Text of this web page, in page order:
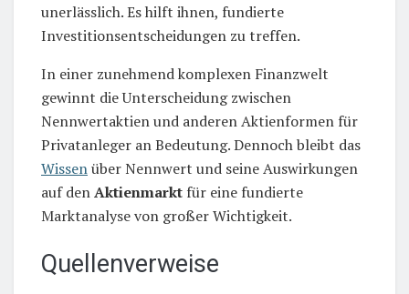
unerlässlich. Es hilft ihnen, fundierte
Investitionsentscheidungen zu treffen.
In einer zunehmend komplexen Finanzwelt
gewinnt die Unterscheidung zwischen
Nennwertaktien und anderen Aktienformen für
Privatanleger an Bedeutung. Dennoch bleibt das
Wissenüber Nennwert und seine Auswirkungen
auf denAktienmarkt für eine fundierte
Marktanalyse von großer Wichtigkeit.
Quellenverweise